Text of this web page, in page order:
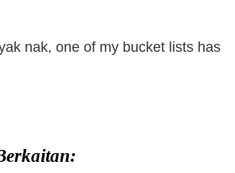
nak, one of my bucket lists has